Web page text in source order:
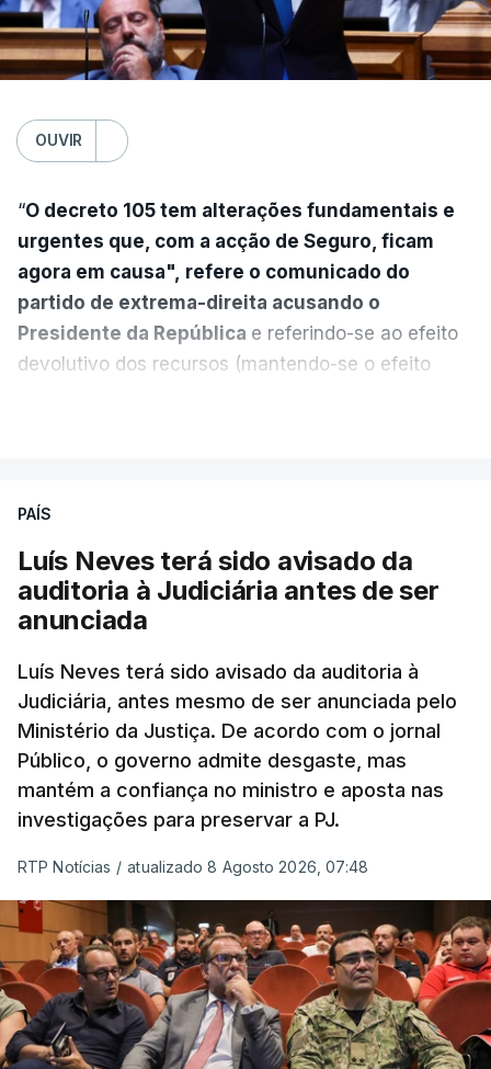
OUVIR
“O decreto 105 tem alterações fundamentais e
urgentes que, com a acção de Seguro, ficam
agora em causa", refere o comunicado do
partido de extrema-direita acusando o
Presidente da República e referindo-se ao efeito
devolutivo dos recursos (mantendo-se o efeito
quanto à possibilidade de expulsar do país
cidadãos adultos em situação ilegal, se
tiverem filhos menores.
prazo de 60 dias, os imigrantes terão que ser
libertados,ainda que os seus pedidos de asilo
tenham sido rejeitados pelas autoridades
competentes”, referem.
“Isto é de uma enorme irresponsabilidade
poderem entrar e residir legalmente em Portugal”,
acrescenta, concluindo que“são exactamente
este tipo de actos políticos irresponsáveis que
produzem o designado efeito de chamada, ou
por outras palavras, são estes buracos na lei
PAÍS
Luís Neves terá sido avisado da
auditoria à Judiciária antes de ser
anunciada
Luís Neves terá sido avisado da auditoria à
Judiciária, antes mesmo de ser anunciada pelo
Ministério da Justiça. De acordo com o jornal
Público, o governo admite desgaste, mas
mantém a confiança no ministro e aposta nas
investigações para preservar a PJ.
RTP Notícias / atualizado 8 Agosto 2026, 07:48